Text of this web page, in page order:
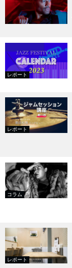
レポート
レポート
コラム
レポート